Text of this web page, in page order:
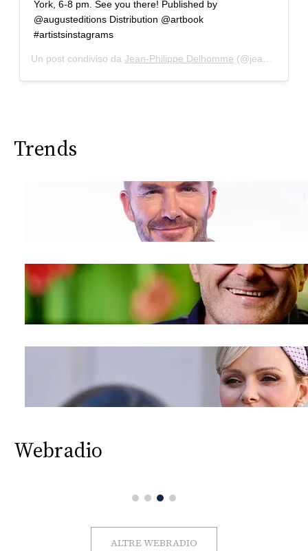
York, 6-8 pm. See you there! Published by
@augusteditions Distribution @artbook
#artistsinstagrams
Un post condiviso da Jean-Philippe Delhomme (@jeanphilippedelhomme) in data:
Trends
Webradio
ALTRE WEBRADIO